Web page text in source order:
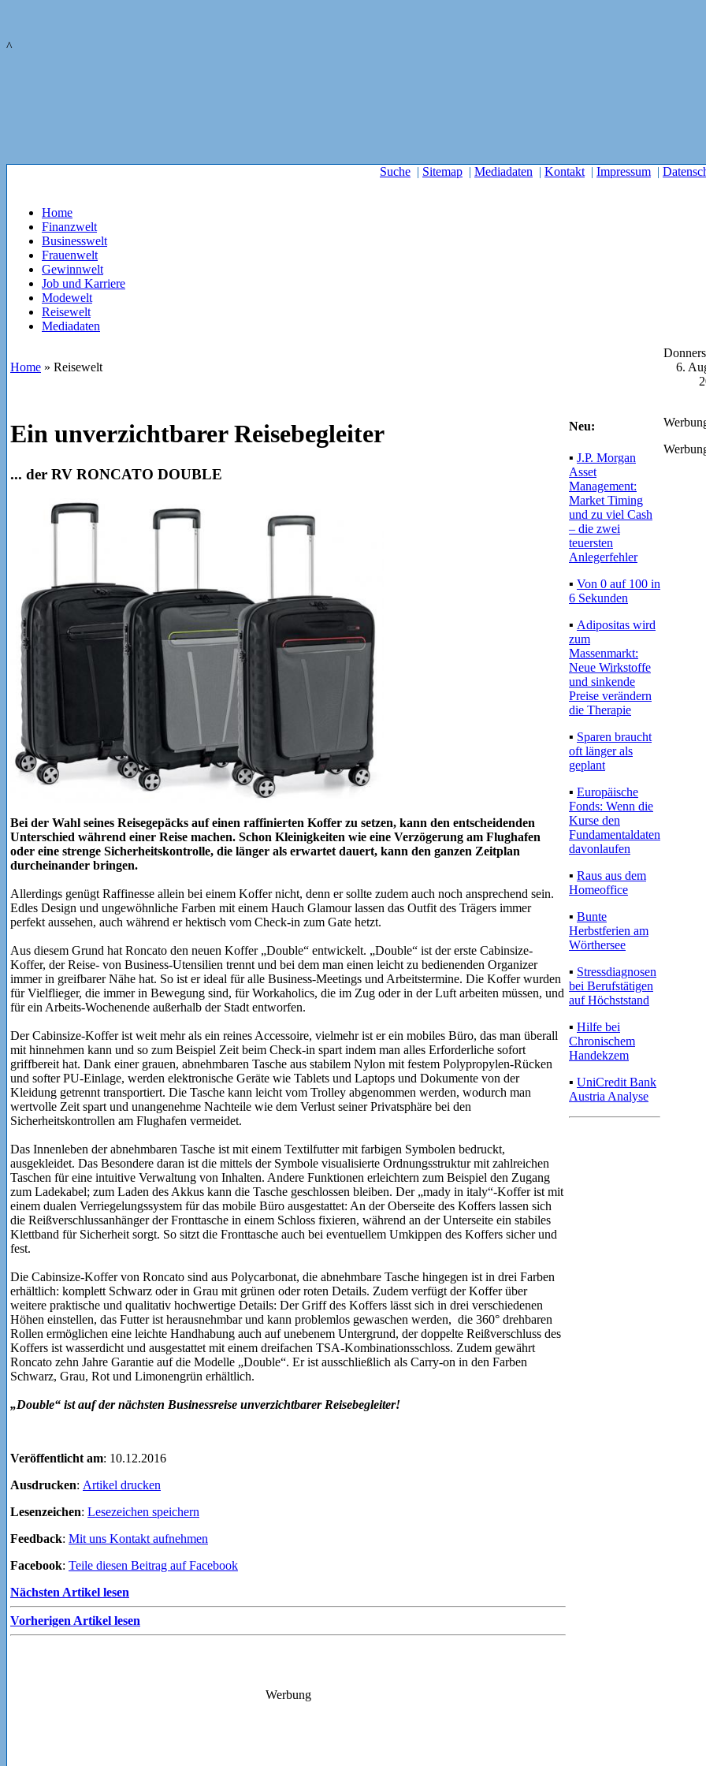
^
Suche | Sitemap | Mediadaten | Kontakt | Impressum |
Home
Finanzwelt
Businesswelt
Frauenwelt
Gewinnwelt
Job und Karriere
Modewelt
Reisewelt
Mediadaten
Home » Reisewelt
6.
Ein unverzichtbarer Reisebegleiter
... der RV RONCATO DOUBLE
Bei der Wahl seines Reisegepäcks auf einen raffinierten Koffer zu setzen, kann den entscheidenden
Unterschied während einer Reise machen. Schon Kleinigkeiten wie eine Verzögerung am Flughafen
oder eine strenge Sicherheitskontrolle, die länger als erwartet dauert, kann den ganzen Zeitplan
durcheinander bringen.
Allerdings genügt Raffinesse allein bei einem Koffer nicht, denn er sollte zudem auch noch ansprechend sein.
Edles Design und ungewöhnliche Farben mit einem Hauch Glamour lassen das Outfit des Trägers immer
perfekt aussehen, auch während er hektisch vom Check-in zum Gate hetzt.
Aus diesem Grund hat Roncato den neuen Koffer „Double“ entwickelt. „Double“ ist der erste Cabinsize-
Koffer, der Reise- von Business-Utensilien trennt und bei dem man einen leicht zu bedienenden Organizer
immer in greifbarer Nähe hat. So ist er ideal für alle Business-Meetings und Arbeitstermine. Die Koffer wurden
für Vielflieger, die immer in Bewegung sind, für Workaholics, die im Zug oder in der Luft arbeiten müssen, und
für ein Arbeits-Wochenende außerhalb der Stadt entworfen.
Der Cabinsize-Koffer ist weit mehr als ein reines Accessoire, vielmehr ist er ein mobiles Büro, das man überall
mit hinnehmen kann und so zum Beispiel Zeit beim Check-in spart indem man alles Erforderliche sofort
griffbereit hat. Dank einer grauen, abnehmbaren Tasche aus stabilem Nylon mit festem Polypropylen-Rücken
und softer PU-Einlage, werden elektronische Geräte wie Tablets und Laptops und Dokumente von der
Kleidung getrennt transportiert. Die Tasche kann leicht vom Trolley abgenommen werden, wodurch man
wertvolle Zeit spart und unangenehme Nachteile wie dem Verlust seiner Privatsphäre bei den
Sicherheitskontrollen am Flughafen vermeidet.
Das Innenleben der abnehmbaren Tasche ist mit einem Textilfutter mit farbigen Symbolen bedruckt,
ausgekleidet. Das Besondere daran ist die mittels der Symbole visualisierte Ordnungsstruktur mit zahlreichen
Taschen für eine intuitive Verwaltung von Inhalten. Andere Funktionen erleichtern zum Beispiel den Zugang
zum Ladekabel; zum Laden des Akkus kann die Tasche geschlossen bleiben. Der „mady in italy“-Koffer ist mit
einem dualen Verriegelungssystem für das mobile Büro ausgestattet: An der Oberseite des Koffers lassen sich
die Reißverschlussanhänger der Fronttasche in einem Schloss fixieren, während an der Unterseite ein stabiles
Klettband für Sicherheit sorgt. So sitzt die Fronttasche auch bei eventuellem Umkippen des Koffers sicher und
fest.
Die Cabinsize-Koffer von Roncato sind aus Polycarbonat, die abnehmbare Tasche hingegen ist in drei Farben
erhältlich: komplett Schwarz oder in Grau mit grünen oder roten Details. Zudem verfügt der Koffer über
weitere praktische und qualitativ hochwertige Details: Der Griff des Koffers lässt sich in drei verschiedenen
Höhen einstellen, das Futter ist herausnehmbar und kann problemlos gewaschen werden, die 360° drehbaren
Rollen ermöglichen eine leichte Handhabung auch auf unebenem Untergrund, der doppelte Reißverschluss des
Koffers ist wasserdicht und ausgestattet mit einem dreifachen TSA-Kombinationsschloss. Zudem gewährt
Roncato zehn Jahre Garantie auf die Modelle „Double“. Er ist ausschließlich als Carry-on in den Farben
Schwarz, Grau, Rot und Limonengrün erhältlich.
„Double“ ist auf der nächsten Businessreise unverzichtbarer Reisebegleiter!
Veröffentlicht am: 10.12.2016
Ausdrucken: Artikel drucken
Lesenzeichen: Lesezeichen speichern
Feedback: Mit uns Kontakt aufnehmen
Facebook: Teile diesen Beitrag auf Facebook
Nächsten Artikel lesen
Vorherigen Artikel lesen
Neu:
▪ J.P. Morgan
Asset
Management:
Market Timing
und zu viel Cash
– die zwei
teuersten
Anlegerfehler
▪ Von 0 auf 100 in
6 Sekunden
▪ Adipositas wird
zum
Massenmarkt:
Neue Wirkstoffe
und sinkende
Preise verändern
die Therapie
▪ Sparen braucht
oft länger als
geplant
▪ Europäische
Fonds: Wenn die
Kurse den
Fundamentaldaten
davonlaufen
▪ Raus aus dem
Homeoffice
▪ Bunte
Herbstferien am
Wörthersee
▪ Stressdiagnosen
bei Berufstätigen
auf Höchststand
▪ Hilfe bei
Chronischem
Handekzem
▪ UniCredit Bank
Austria Analyse
Werbung